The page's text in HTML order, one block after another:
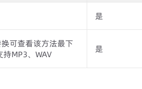
是
可查看该方法最下
MP3、WAV
是